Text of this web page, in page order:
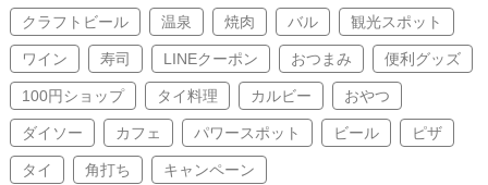
クラフトビール 温泉 焼肉 バル 観光スポット
ワイン 寿司 LINEクーポン おつまみ 便利グッズ
100円ショップ タイ料理 カルビー おやつ
ダイソー カフェ パワースポット ビール ピザ
タイ 角打ち キャンペーン